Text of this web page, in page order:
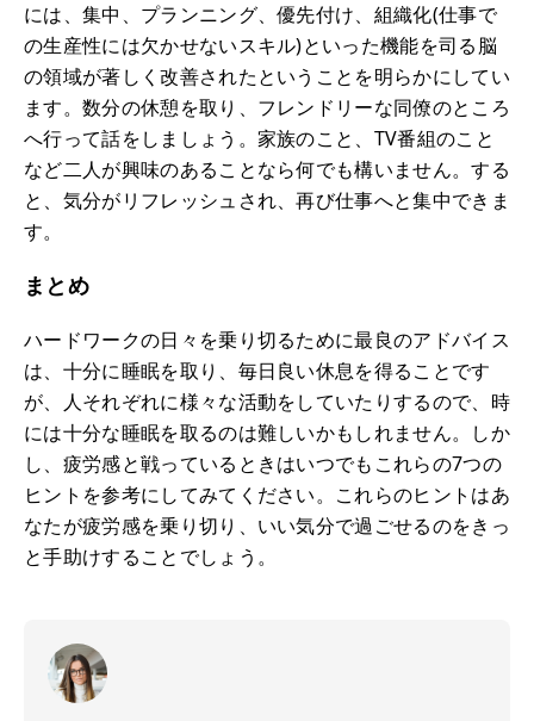
には、集中、プランニング、優先付け、組織化(仕事で
の生産性には欠かせないスキル)といった機能を司る脳
の領域が著しく改善されたということを明らかにしてい
ます。数分の休憩を取り、フレンドリーな同僚のところ
へ行って話をしましょう。家族のこと、TV番組のこと
など二人が興味のあることなら何でも構いません。する
と、気分がリフレッシュされ、再び仕事へと集中できま
す。
まとめ
ハードワークの日々を乗り切るために最良のアドバイス
は、十分に睡眠を取り、毎日良い休息を得ることです
が、人それぞれに様々な活動をしていたりするので、時
には十分な睡眠を取るのは難しいかもしれません。しか
し、疲労感と戦っているときはいつでもこれらの7つの
ヒントを参考にしてみてください。これらのヒントはあ
なたが疲労感を乗り切り、いい気分で過ごせるのをきっ
と手助けすることでしょう。